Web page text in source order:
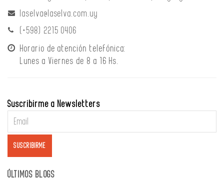
laselva@laselva.com.uy
(+598) 2215 0406
Horario de atención telefónica:
Lunes a Viernes de 8 a 16 Hs.
Suscribirme a Newsletters
ÚLTIMOS BLOGS